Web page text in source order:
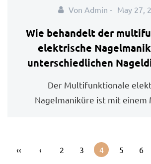
Von Admin - May 27,
Wie behandelt der
elektrische
unterschiedlichen
verursachen?
Der Multifunktionale elektrische
Nagelmaniküre ist mit einem Motor mit
‹‹ ‹ 2 3 4 5 6